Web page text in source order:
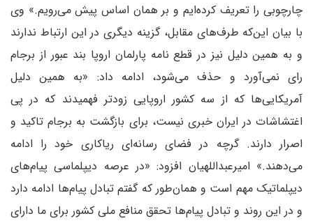
چارچوبی را تعریف کرده‌ایم و بر همان اساس پیش می‌رویم.» وی
با بیان این‌که طرف‌های مقابل، گزینه دیگری در این ارتباط ندارند
و به همین دلیل نیز در قطع نامه پارلمان اروپا بند عبور از برجام
رای نمی‌آورد و حذف می‌شود، ادامه داد: «به همین دلیل
آمریکایی‌ها که از سه کشور اروپایی زودتر فهمیدند که در پی
اغتشاشات در ایران خبری نیست، برای بازگشت به برجام تاکید و
اصرار دارند. گرچه در فضای رسانه‌ای ریاکاری خود را ادامه
می‌دهند.» امیرعبداللهیان افزود: «در عرصه دیپلماسی پیام‌های
دیپلماتیک مهم است و همان‌طور که گفتم تبادل پیام‌ها ادامه دارد
و در این روند و تبادل پیام‌ها تحقق منافع ملی کشور برای ما دارای